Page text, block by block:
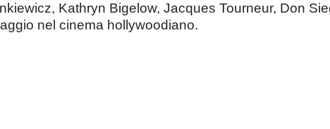
Kathryn Bigelow, Jacques Tourneur, Don
nel cinema hollywoodiano.